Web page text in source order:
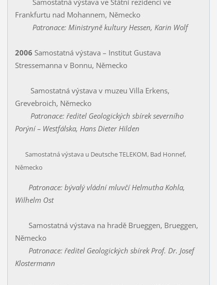
Frankfurtu nad Mohannem, Německo
Patronace: Ministryně kultury Hessen, Karin Wolf
2006 Samostatná výstava – Institut Gustava
Stressemanna v Bonnu, Německo
Samostatná výstava v muzeu Villa Erkens,
Grevebroich, Německo
Patronace: ředitel Geologických sbírek severního
Porýní – Westfálska, Hans Dieter Hilden
Samostatná výstava u Deutsche TELEKOM, Bad Honnef,
Německo
Patronace: bývalý vládní mluvčí Helmutha Kohla,
Wilhelm Ost
Samostatná výstava na hradě Brueggen, Brueggen,
Německo
Patronace: ředitel Geologických sbírek Prof. Dr. Josef
Klostermann